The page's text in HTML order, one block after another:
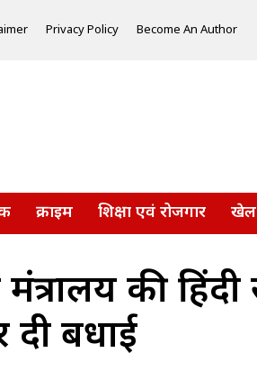
Privacy Policy Become An Author
क्राइम शिक्षा एवं रोजगार खेल
की
दी बधाई